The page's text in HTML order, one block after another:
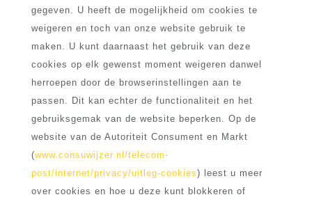
gegeven. U heeft de mogelijkheid om cookies te
weigeren en toch van onze website gebruik te
maken. U kunt daarnaast het gebruik van deze
cookies op elk gewenst moment weigeren danwel
herroepen door de browserinstellingen aan te
passen. Dit kan echter de functionaliteit en het
gebruiksgemak van de website beperken. Op de
website van de Autoriteit Consument en Markt
(www.consuwijzer.nl/telecom-
post/internet/privacy/uitleg-cookies) leest u meer
over cookies en hoe u deze kunt blokkeren of